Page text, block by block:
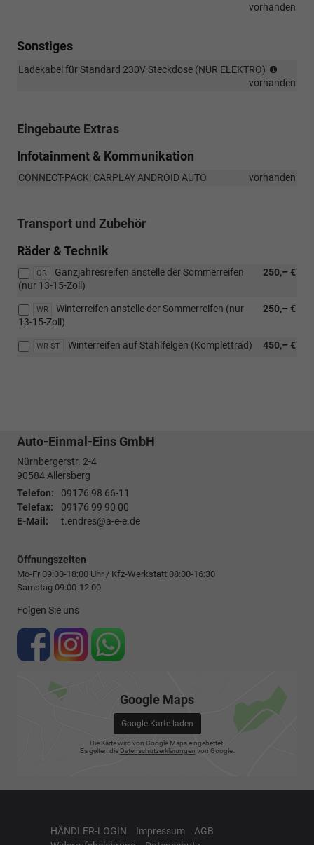
vorhanden
Sonstiges
Ladekabel für Standard 230V Steckdose (NUR ELEKTRO)
für
vorhanden
Eingebaute Extras
Infotainment & Kommunikation
CONNECT-PACK: CARPLAY ANDROID AUTO vorhanden
Transport und Zubehör
Räder & Technik
GR 250,– €
Ganzjahresreifen anstelle der Sommerreifen
(nur 13-15-Zoll)
WR 250,– €
Winterreifen anstelle der Sommerreifen (nur
13-15-Zoll)
WR-ST 450,– €
Winterreifen auf Stahlfelgen (Komplettrad)
Auto-Einmal-Eins GmbH
Nürnbergerstr. 2-4
90584Allersberg
Telefon:
09176 98 66-11
Telefax:
09176 99 90 00
E-Mail:
t.endres@a-e-e.de
Öffnungszeiten
Mo-Fr 09:00-18:00 Uhr / Kfz-Werkstatt 08:00-16:30
Samstag 09:00-12:00
Folgen Sie uns
Google Maps
Google Karte laden
Die Karte wird von Google Maps eingebettet.
Es gelten die Datenschutzerklärungen von Google.
HÄNDLER-LOGIN Impressum
AGB